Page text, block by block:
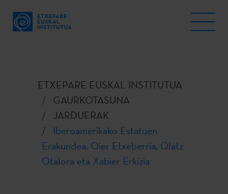
ETXEPARE EUSKAL INSTITUTUA
GAURKOTASUNA
JARDUERAK
Iberoamerikako Estatuen
Erakundea: Oier Etxeberria, Olatz
Otalora eta Xabier Erkizia